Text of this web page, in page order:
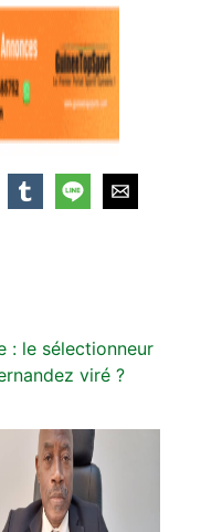
: le sélectionneur
viré ?